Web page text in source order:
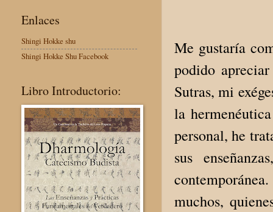
Me gustaría
podido
Sutras, mi
la
personal, he
sus
muchos,
Enlaces
Shingi Hokke shu
Shingi Hokke Shu Facebook
Libro Introductorio: